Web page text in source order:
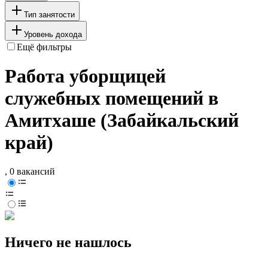
Тип занятости
Уровень дохода
Ещё фильтры
Работа уборщицей
служебных помещений в
Амитхаше (Забайкальский
край)
, 0 вакансий
Ничего не нашлось